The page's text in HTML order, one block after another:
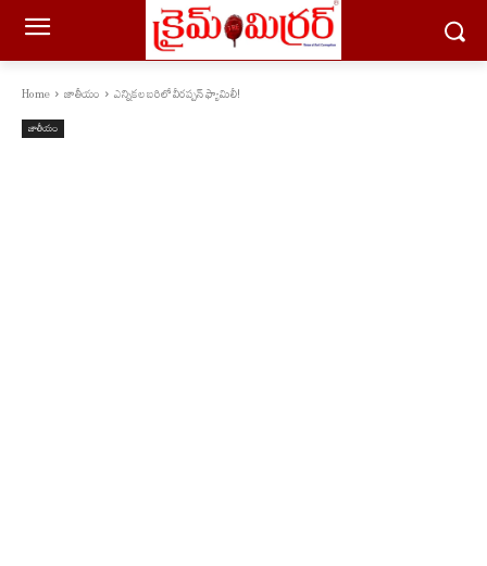
Home జాతీయం ఎన్నికల బరిలో వీరప్పన్ ఫ్యామిలీ!
జాతీయం